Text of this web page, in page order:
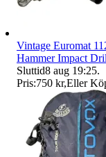
Vintage Euromat
Hammer Impact
Sluttid8 aug 19:25.
Pris:750 kr,Eller